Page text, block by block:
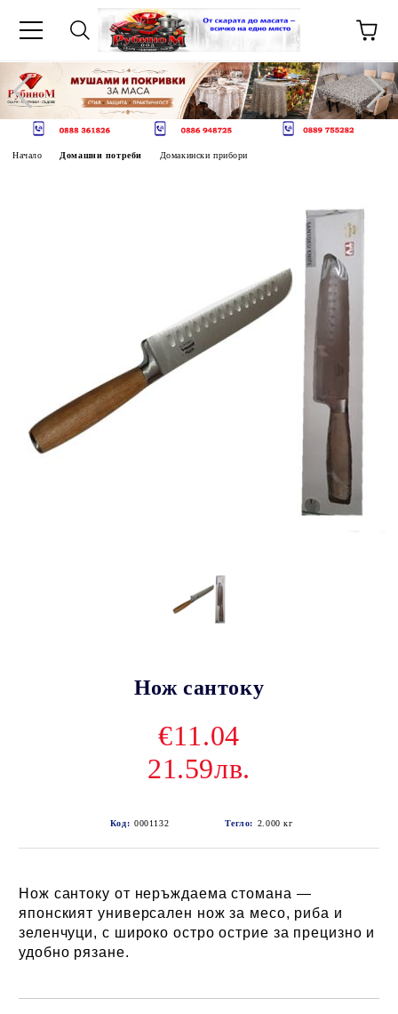
Начало Домашни потреби Домакински прибори
Нож сантоку
€11.04
21.59лв.
Код: 0001132 Тегло: 2.000 кг
Нож сантоку от неръждаема стомана —
японският универсален нож за месо, риба и
зеленчуци, с широко остро острие за прецизно и
удобно рязане.